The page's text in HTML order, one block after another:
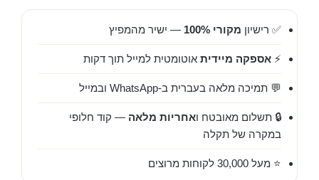
✅ רישיון מקורי 100% — ישיר מהמפיץ
⚡ אספקה מיידית אוטומטית למייל תוך דקות
💬 תמיכה מלאה בעברית ב-WhatsApp ובמייל
🔒 תשלום מאובטח ואחריות מלאה — קוד חלופי
במקרה של תקלה
⭐ מעל 30,000 לקוחות מרוצים